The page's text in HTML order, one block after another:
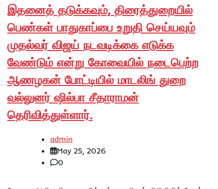
இதனைத் தடுக்கவும், திரைத்துறையில்
பெண்கள் பாதுகாப்பை உறுதி செய்யவும்
முதல்வர் விஜய் நடவடிக்கை எடுக்க
வேண்டும் என்று கோவையில் நடைபெற்ற
ஆணழகன் போட்டியில் மாடலிங் துறை
வல்லுனர் ஷில்பா சீதாராமன்
தெரிவித்துள்ளார்.
admin
May 25, 2026
0